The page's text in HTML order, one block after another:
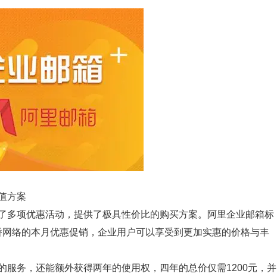
方案
项优惠活动，提供了极具性价比的购买方案。阿里企业邮箱标
络的本月优惠促销，企业用户可以享受到更加实惠的价格与丰
务，还能额外获得两年的使用权，四年的总价仅需1200元，并